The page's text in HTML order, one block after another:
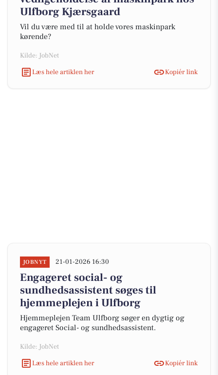
Ulfborg Kjærsgaard
Vil du være med til at holde vores maskinpark
kørende?
Kilde: JobNet
Læs hele artiklen her
Kopiér link
JOBNYT 21-01-2026 16:30
Engageret social- og
sundhedsassistent søges til
hjemmeplejen i Ulfborg
Hjemmeplejen Team Ulfborg søger en dygtig og
engageret Social- og sundhedsassistent.
Kilde: JobNet
Læs hele artiklen her
Kopiér link